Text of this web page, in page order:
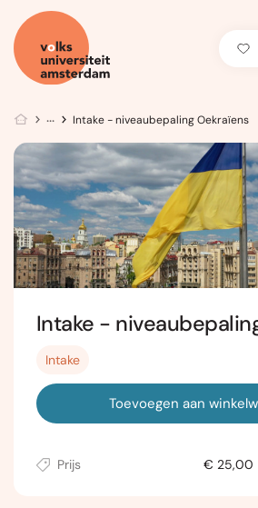
Intake - niveaubepaling Oekraïens
Intake -
Intake
Toevoegen aan
Prijs € 25,00